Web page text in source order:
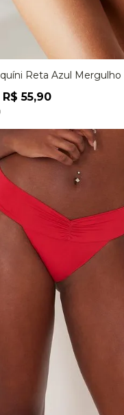
M G
ADICIONAR À SACOLA
Reta Azul Mergulho
R$ 55,90